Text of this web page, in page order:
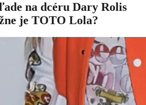
na dcéru Dary Rolis
je TOTO Lola?